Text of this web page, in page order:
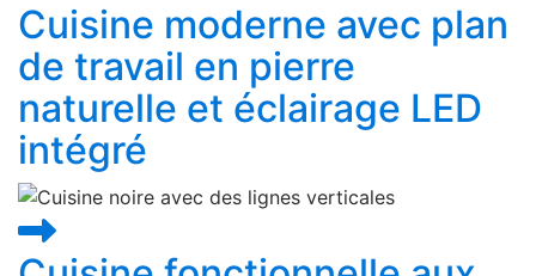
Cuisine moderne avec plan
de travail en pierre
naturelle et éclairage LED
intégré